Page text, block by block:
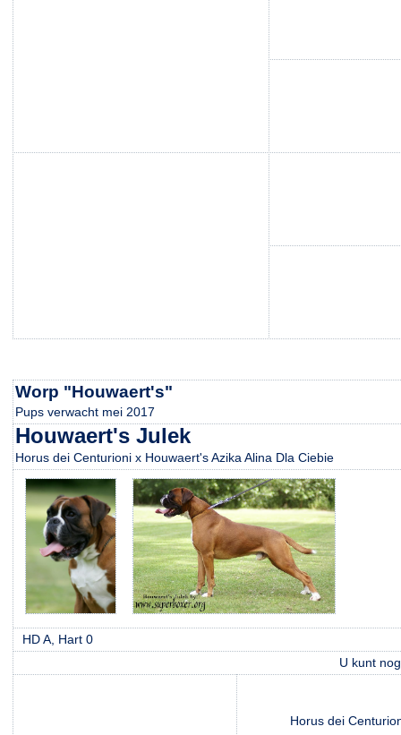
Worp "Houwaert's"
Pups verwacht mei 2017
Houwaert's Julek
Horus dei Centurioni x Houwaert's Azika Alina Dla Ciebie
HD A, Hart 0
U kunt
Horus dei